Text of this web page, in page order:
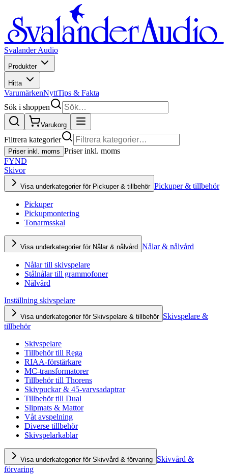
Svalander Audio
Produkter
Hitta
VarumärkenNyttTips & Fakta
Sök i shoppen
Varukorg
Filtrera kategorier
Priser inkl. moms Priser inkl. moms
FYND
Skivor
Visa underkategorier för Pickuper & tillbehör Pickuper & tillbehör
Pickuper
Pickupmontering
Tonarmsskal
Visa underkategorier för Nålar & nålvård Nålar & nålvård
Nålar till skivspelare
Stålnålar till grammofoner
Nålvård
Inställning skivspelare
Visa underkategorier för Skivspelare & tillbehör Skivspelare &
tillbehör
Skivspelare
Tillbehör till Rega
RIAA-förstärkare
MC-transformatorer
Tillbehör till Thorens
Skivpuckar & 45-varvsadaptrar
Tillbehör till Dual
Slipmats & Mattor
Våt avspelning
Diverse tillbehör
Skivspelarkablar
Visa underkategorier för Skivvård & förvaring Skivvård &
förvaring